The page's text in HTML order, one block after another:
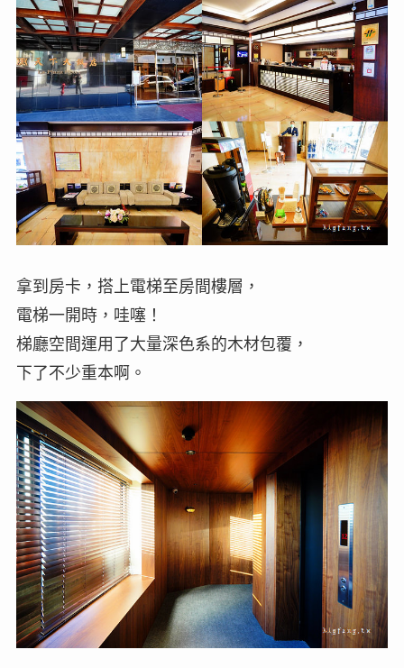
拿到房卡，搭上電梯至房間樓層，
電梯一開時，哇噻！
梯廳空間運用了大量深色系的木材包覆，
下了不少重本啊。